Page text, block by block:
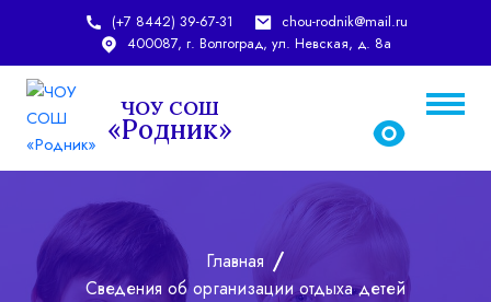
(+7 8442) 39-67-31 chou-rodnik@mail.ru
rodnic_school@mail.ru
400087, г. Волгоград, ул. Невская, д. 8а
ЧОУ СОШ
«Родник»
Главная
Сведения об организации отдыха детей